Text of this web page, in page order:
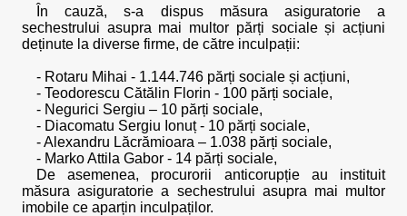
În cauză, s-a dispus măsura asiguratorie a
sechestrului asupra mai multor părți sociale și acțiuni
deținute la diverse firme, de către inculpații:
- Rotaru Mihai - 1.144.746 părți sociale și acțiuni,
- Teodorescu Cătălin Florin - 100 părți sociale,
- Negurici Sergiu – 10 părți sociale,
- Diacomatu Sergiu Ionuț - 10 părți sociale,
- Alexandru Lăcrămioara – 1.038 părți sociale,
- Marko Attila Gabor - 14 părți sociale,
De asemenea, procurorii anticorupție au instituit
măsura asiguratorie a sechestrului asupra mai multor
imobile ce aparțin inculpaților.